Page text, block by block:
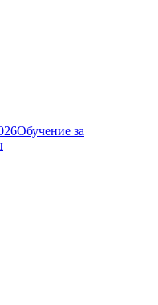
Обучение за